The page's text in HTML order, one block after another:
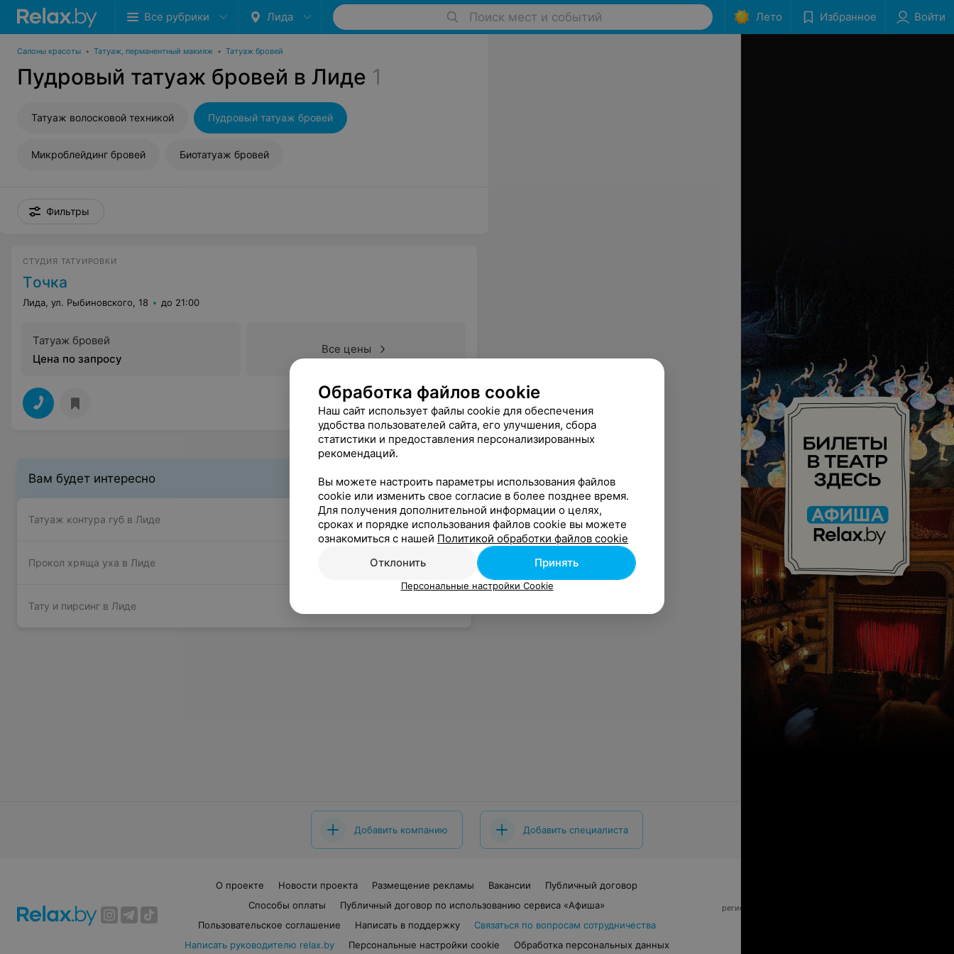
Все рубрики Лида Поиск мест и событий Лето Избранное Войти
Салоны красоты • Татуаж, перманентный макияж • Татуаж бровей
Пудровый татуаж бровей в Лиде 1
Татуаж волосковой техникой Пудровый татуаж бровей
Микроблейдинг бровей Биотатуаж бровей
Фильтры
СТУДИЯ ТАТУИРОВКИ
Tочка
Лида, ул. Рыбиновского, 18 до 21:00
Татуаж бровей
Цена по запросу
Все цены
Вам будет интересно
Татуаж контура губ в Лиде
Прокол хряща уха в Лиде
Тату и пирсинг в Лиде
Добавить компанию Добавить специалиста
О проекте Новости проекта Размещение рекламы Вакансии
Публичный договор
Способы оплаты
Публичный договор по использованию сервиса «Афиша»
Пользовательское соглашение
Написать в поддержку
Связаться по вопросам сотрудничества
Написать руководителю relax.by
Персональные настройки cookie Обработка персональных данных
регистрирующий орган - Минский горисполком
Обработка файлов cookie
Наш сайт использует файлы cookie для обеспечения
удобства пользователей сайта, его улучшения, сбора
статистики и предоставления персонализированных
рекомендаций.
Вы можете настроить параметры использования файлов
cookie или изменить свое согласие в более позднее время.
Для получения дополнительной информации о целях,
сроках и порядке использования файлов cookie вы можете
ознакомиться с нашей Политикой обработки файлов cookie
Отклонить
Принять
Персональные настройки Cookie